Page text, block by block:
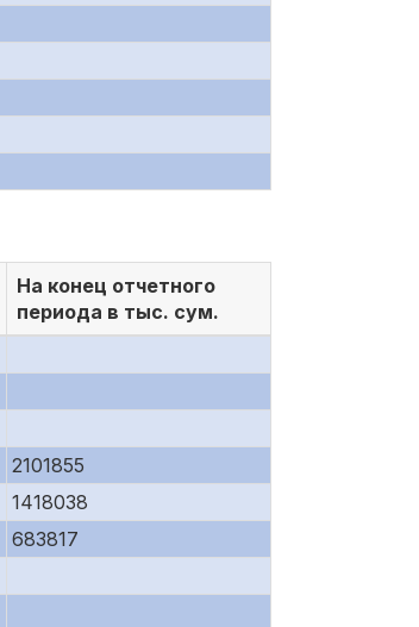
На конец отчетного
периода в тыс. сум.
2101855
1418038
683817